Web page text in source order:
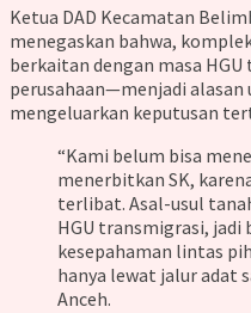
Ketua DAD Kecamatan
menegaskan bahwa,
berkaitan dengan masa
perusahaan—menjadi
mengeluarkan keputusan
“Kami belum bisa
menerbitkan SK,
terlibat. Asal-usul
HGU transmigrasi, jadi
kesepahaman lintas
hanya lewat jalur adat
Anceh.